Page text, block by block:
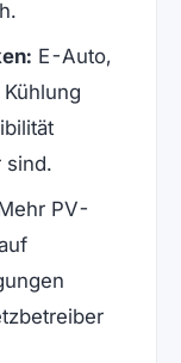
E-Auto,
sind.
PV-